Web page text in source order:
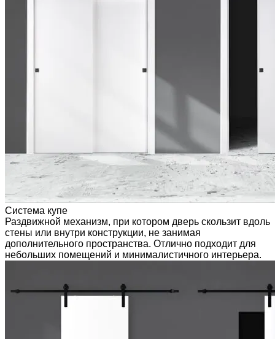
Система купе
Раздвижной механизм, при котором дверь скользит вдоль
стены или внутри конструкции, не занимая
дополнительного пространства. Отлично подходит для
небольших помещений и минималистичного интерьера.